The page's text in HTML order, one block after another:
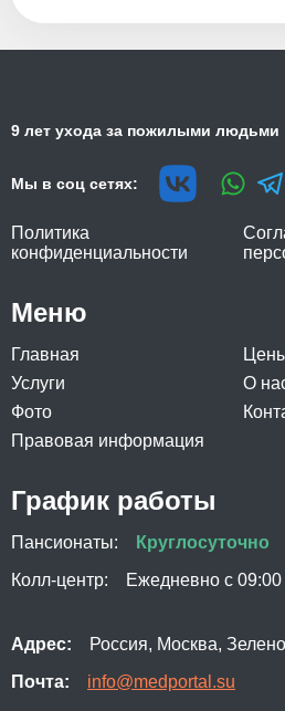
9 лет ухода за пожилыми людьми
Мы в соц сетях:
Политика
конфиденциальности
Меню
Главная
Услуги
О
Фото
Правовая информация
График работы
Пансионаты:
Круглосуточно
Колл-центр:
Ежедневно с
Адрес:
Россия, Москва,
Почта:
info@medportal.su